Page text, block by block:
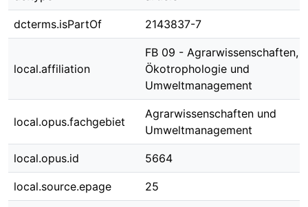
dcterms.isPartOf 2143837-7
local.affiliation
FB 09 - Agrarwissenschaften,
Ökotrophologie und
Umweltmanagement
local.opus.fachgebiet
Agrarwissenschaften und
Umweltmanagement
local.opus.id 5664
local.source.epage 25